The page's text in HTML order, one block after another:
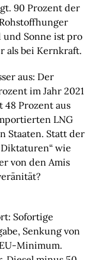
90 Prozent der
Sonne ist pro
als bei Kernkraft.
aus: Der
im Jahr 2021
48 Prozent aus
LNG
Staaten. Statt der
wie
von den Amis
Sofortige
Senkung von
Minimum.